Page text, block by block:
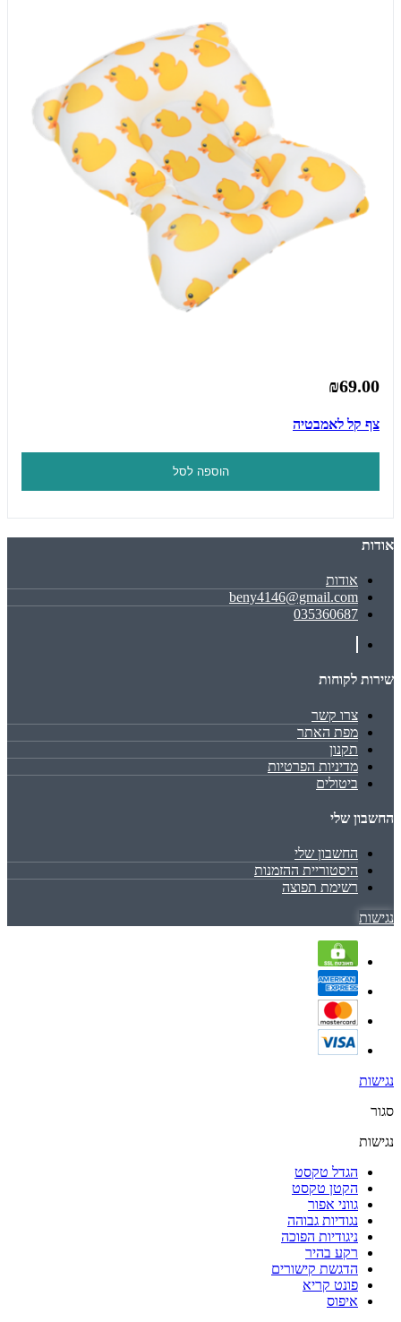
₪69.00
צף קל לאמבטיה
הוספה לסל
אודות
אודות
beny4146@gmail.com
035360687
שירות לקוחות
צרו קשר
מפת האתר
תקנון
מדיניות הפרטיות
ביטולים
החשבון שלי
החשבון שלי
היסטוריית ההזמנות
רשימת תפוצה
נגישות
נגישות
סגור
נגישות
הגדל טקסט
הקטן טקסט
גווני אפור
נגודיות גבוהה
ניגודיות הפוכה
רקע בהיר
הדגשת קישורים
פונט קריא
איפוס